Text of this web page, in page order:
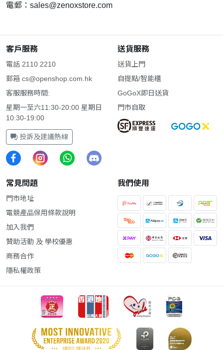
電郵： sales@zenoxstore.com
客戶服務
電話 2110 2210
郵箱 cs@openshop.com.hk
客服服務時間:
星期一至六11:30-20:00 星期日
10:30-19:00
投訴及建議熱線
送貨服務
送貨上門
自提點/智能櫃
GoGoX即日送貨
門市自取
常見問題
門市地址
電競產品保用條款說明
加入我們
贊助活動 及 學校優惠
商務合作
隱私權政策
我們使用